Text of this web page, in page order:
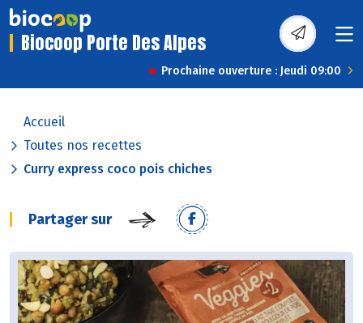
Biocoop Porte Des Alpes
Prochaine ouverture : Jeudi 09:00
Accueil
Toutes nos recettes
Curry express coco pois chiches
Partager sur